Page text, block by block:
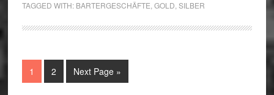
TAGGED WITH: BARTERGESCHÄFTE GOLD SILBER
Go
to
1
Go
to
2
Go
to
Next Page »